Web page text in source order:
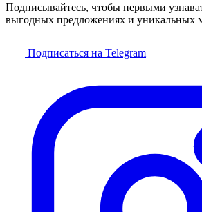
Подписывайтесь, чтобы первыми
выгодных предложениях и уникальных
Подписаться на Telegram